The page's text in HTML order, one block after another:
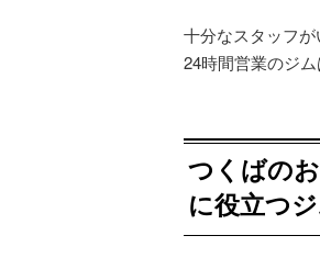
十分なスタッフ
24時間営業のジ
つくばの
に役立つ